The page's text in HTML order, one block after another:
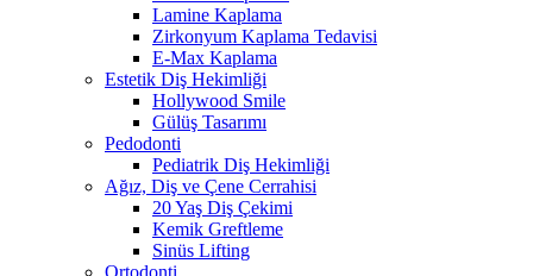
Lamine Kaplama
Zirkonyum Kaplama Tedavisi
E-Max Kaplama
Estetik Diş Hekimliği
Hollywood Smile
Gülüş Tasarımı
Pedodonti
Pediatrik Diş Hekimliği
Ağız, Diş ve Çene Cerrahisi
20 Yaş Diş Çekimi
Kemik Greftleme
Sinüs Lifting